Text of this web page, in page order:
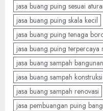
jasa buang puing sesuai
jasa buang puing skala kecil
jasa buang puing tenaga
jasa buang puing terpercaya
jasa buang sampah bangunan
jasa buang sampah konstruksi
jasa buang sampah renovasi
jasa pembuangan puing